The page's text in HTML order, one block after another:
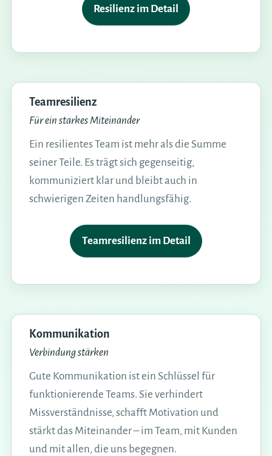
Resilienz im Detail
Teamresilienz
Für ein starkes Miteinander
Ein resilientes Team ist mehr als die Summe
seiner Teile. Es trägt sich gegenseitig,
kommuniziert klar und bleibt auch in
schwierigen Zeiten handlungsfähig.
Teamresilienz im Detail
Kommunikation
Verbindung stärken
Gute Kommunikation ist ein Schlüssel für
funktionierende Teams. Sie verhindert
Missverständnisse, schafft Motivation und
stärkt das Miteinander – im Team, mit Kunden
und mit allen, die uns begegnen.